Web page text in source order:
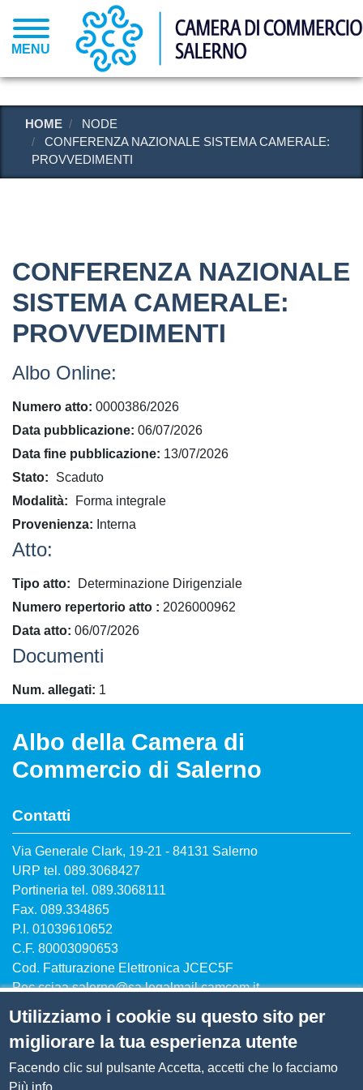
al
contenuto
MENU
HOME
NODE
CONFERENZA NAZIONALE SISTEMA CAMERALE:
PROVVEDIMENTI
CONFERENZA NAZIONALE
SISTEMA CAMERALE:
PROVVEDIMENTI
Albo Online:
Numero atto 0000386/2026
Data pubblicazione 06/07/2026
Data fine pubblicazione 13/07/2026
Stato
Scaduto
Modalità
Forma integrale
Provenienza
Interna
Atto:
Tipo atto
Determinazione Dirigenziale
​Numero repertorio atto
2026000962
Data atto 06/07/2026
Documenti
Num. allegati 1
Albo della Camera di
Commercio di Salerno
Contatti
Via Generale Clark, 19-21 - 84131 Salerno
URP tel. 089.3068427
Portineria tel. 089.3068111
Fax. 089.334865
P.I. 01039610652
C.F. 80003090653
Cod. Fatturazione Elettronica JCEC5F
Peccciaa.salerno@sa.legalmail.camcom.it
Menù privacy
Note legali Privacy Cookie
Utilizziamo i cookie su questo sito per
migliorare la tua esperienza utente
Facendo clic sul pulsante Accetta, accetti che lo facciamo
Più info.